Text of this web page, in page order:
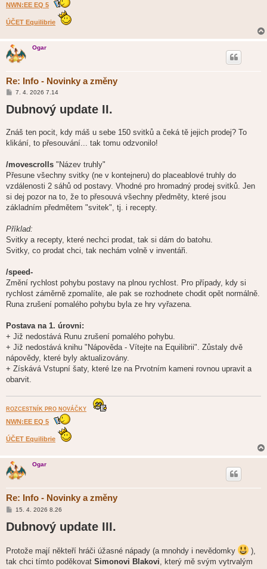
NWN:EE EQ 5
ÚČET Equilibrie
Ogar
Re: Info - Novinky a změny
P
í
s
v
e
7. 4. 2026 7.14
Dubnový update II.
Znáš ten pocit, kdy máš u sebe 150 svitků a čeká tě jejich prodej? To
klikání, to přesouvání... tak tomu odzvonilo!
/movescrolls "Název truhly"
Přesune všechny svitky (ne v kontejneru) do placeablové truhly do
vzdálenosti 2 sáhů od postavy. Vhodné pro hromadný prodej svitků. Jen
si dej pozor na to, že to přesouvá všechny předměty, které jsou
základním předmětem "svitek", tj. i recepty.
Příklad:
Svitky a recepty, které nechci prodat, tak si dám do batohu.
Svitky, co prodat chci, tak nechám volně v inventáři.
/speed-
Změní rychlost pohybu postavy na plnou rychlost. Pro případy, kdy si
rychlost záměrně zpomalíte, ale pak se rozhodnete chodit opět normálně.
Runa zrušení pomalého pohybu byla ze hry vyřazena.
Postava na 1. úrovni:
+ Již nedostává Runu zrušení pomalého pohybu.
+ Již nedostává knihu "Nápověda - Vítejte na Equilibrii". Zůstaly dvě
nápovědy, které byly aktualizovány.
+ Získává Vstupní šaty, které lze na Prvotním kameni rovnou upravit a
obarvit.
ROZCESTNÍK PRO NOVÁČKY
NWN:EE EQ 5
ÚČET Equilibrie
Ogar
Re: Info - Novinky a změny
P
í
s
v
e
k
15. 4. 2026 8.26
Dubnový update III.
Protože mají někteří hráči úžasné nápady (a mnohdy i nevědomky
),
tak chci tímto poděkovat Simonovi Blakovi , který mě svým vytrvalým